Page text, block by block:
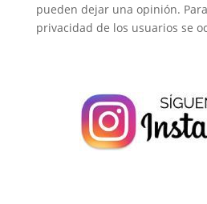
pueden dejar una opinión.
privacidad de los usuarios se